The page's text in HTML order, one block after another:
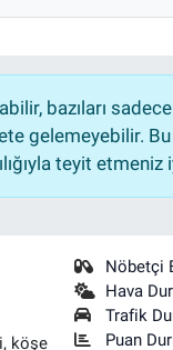
bazıları
gelemeyebilir.
teyit
köşe
Nöbetçi
Hava
Trafik
Puan